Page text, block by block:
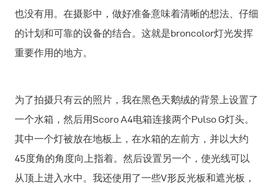
也没有用。在摄影中，做好准备意味着清晰的想法、仔细
的计划和可靠的设备的结合。这就是broncolor灯光发挥
重要作用的地方。
为了拍摄只有云的照片，我在黑色天鹅绒的背景上设置了
一个水箱，然后用Scoro A4电箱连接两个Pulso G灯头。
其中一个灯被放在地板上，在水箱的左前方，并以大约
45度角的角度向上指着。然后设置另一个，使光线可以
从顶上进入水中。我还使用了一些V形反光板和遮光板，